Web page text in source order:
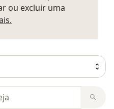
ou excluir uma